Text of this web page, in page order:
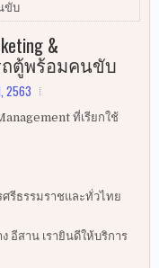
ขับ
&
ถตู้พร้อมคนขับ
2563
ที่เรียกใช้
ศรีธรรมราชและทั่วไทย
อีสาน เรายินดีให้บริการ